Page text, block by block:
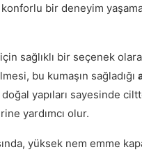
bir deneyim
sağlıklı bir seçenek
bu kumaşın sağladığı
yapıları sayesinde
yardımcı olur.
yüksek nem emme